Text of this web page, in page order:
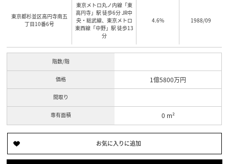
東京都杉並区高円寺南五
丁目10番6号
東京メトロ丸ノ内線「東
高円寺」駅 徒歩6分 JR中
央・総武線、東京メトロ
東西線「中野」駅 徒歩13
分
4.6% 1988/09
階数/階
価格
間取り
専有面積
1億5800万円
0 m²